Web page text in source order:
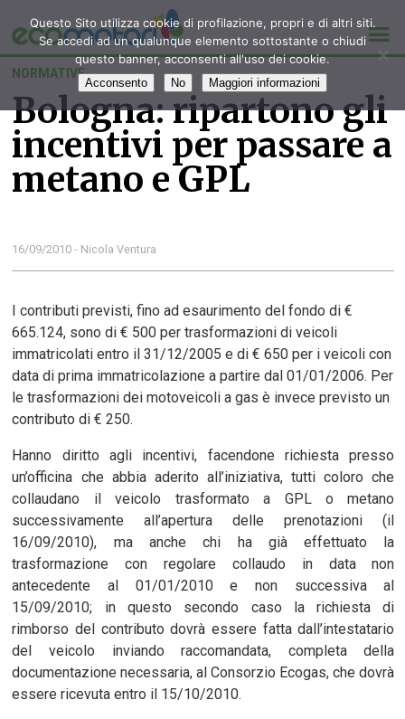
NORMATIVE
Bologna: ripartono gli
incentivi per passare a
metano e GPL
16/09/2010 - Nicola Ventura
I contributi previsti, fino ad esaurimento del fondo di €
665.124, sono di € 500 per trasformazioni di veicoli
immatricolati entro il 31/12/2005 e di € 650 per i veicoli con
data di prima immatricolazione a partire dal 01/01/2006. Per
le trasformazioni dei motoveicoli a gas è invece previsto un
contributo di € 250.
Hanno diritto agli incentivi, facendone richiesta presso
un’officina che abbia aderito all’iniziativa, tutti coloro che
collaudano il veicolo trasformato a GPL o metano
successivamente all’apertura delle prenotazioni (il
16/09/2010), ma anche chi ha già effettuato la
trasformazione con regolare collaudo in data non
antecedente al 01/01/2010 e non successiva al
15/09/2010; in questo secondo caso la richiesta di
rimborso del contributo dovrà essere fatta dall’intestatario
del veicolo inviando raccomandata, completa della
documentazione necessaria, al Consorzio Ecogas, che dovrà
essere ricevuta entro il 15/10/2010.
Questo Sito utilizza cookie di profilazione, propri e di altri siti.
Se accedi ad un qualunque elemento sottostante o chiudi
questo banner, acconsenti all'uso dei cookie.
Acconsento No Maggiori informazioni